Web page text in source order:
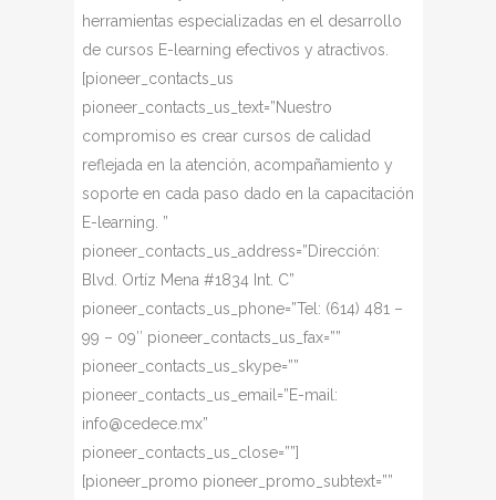
herramientas especializadas en el desarrollo
de cursos E-learning efectivos y atractivos.
[pioneer_contacts_us
pioneer_contacts_us_text=”Nuestro
compromiso es crear cursos de calidad
reflejada en la atención, acompañamiento y
soporte en cada paso dado en la capacitación
E-learning. ”
pioneer_contacts_us_address=”Dirección:
Blvd. Ortíz Mena #1834 Int. C”
pioneer_contacts_us_phone=”Tel: (614) 481 –
99 – 09″ pioneer_contacts_us_fax=””
pioneer_contacts_us_skype=””
pioneer_contacts_us_email=”E-mail:
info@cedece.mx”
pioneer_contacts_us_close=””]
[pioneer_promo pioneer_promo_subtext=””